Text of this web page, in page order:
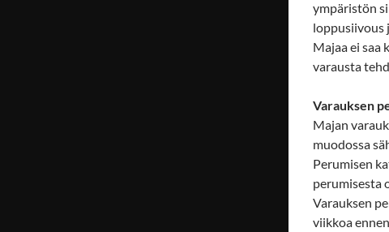
ympäristön
loppusiivous
Majaa ei saa
varausta
Varauksen
Majan
muodossa
Perumisen
perumisesta
Varauksen
viikkoa